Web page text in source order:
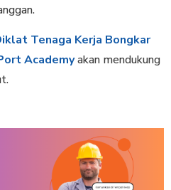
Tenaga Kerja Bongkar
Academyakan mendukung